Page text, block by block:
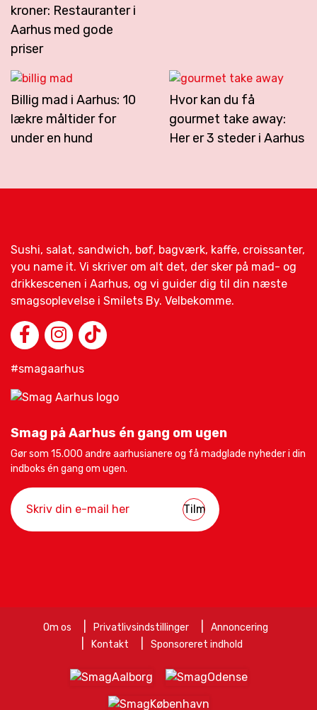
kroner: Restauranter i
Aarhus med gode
priser
Billig mad i Aarhus: 10
lækre måltider for
under en hund
Hvor kan du få
gourmet take away:
Her er 3 steder i Aarhus
Sushi, salat, sandwich, bøf, bagværk, kaffe, croissanter,
you name it. Vi skriver om alt det, der sker på mad- og
drikkescenen i Aarhus, og vi guider dig til din næste
smagsoplevelse i Smilets By. Velbekomme.
#smagaarhus
Smag på Aarhus én gang om ugen
Gør som 15.000 andre aarhusianere og få madglade nyheder i din
indboks én gang om ugen.
Om os Privatlivsindstillinger
Annoncering
Kontakt
Sponsoreret indhold